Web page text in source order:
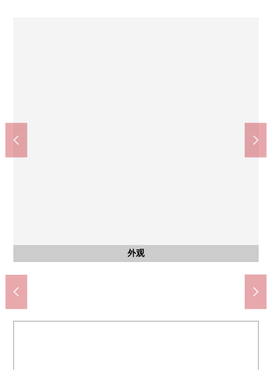
外观
客厅
客厅
客厅
厨房
厨房
厨房
厨房
厨房
厨房
西式房间
约5.8张塌塌米西式房间
西式房间
约5.8张塌塌米西式房间
收纳
西式房间
约6.0张塌塌米西式房间
收纳
收纳
公共汽车
厕所
洗脸
洗脸
室内
门口
西式房间
约4.5张塌塌米西式房间
收纳
西式房间
约4.5张塌塌米西式房间
阳台
风景
风景
风景
阳台
风景
入口
防盗门的
入口
共有部分
共有部分
共有部分
共有部分
停车场
共有部分
摩托车场地
停车场
外观